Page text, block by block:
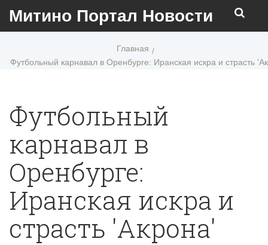
Митино Портал Новости
Главная
Футбольный карнавал в Оренбурге: Иранская искра и страсть
Футбольный
карнавал в
Оренбурге:
Иранская искра и
страсть 'Акрона'